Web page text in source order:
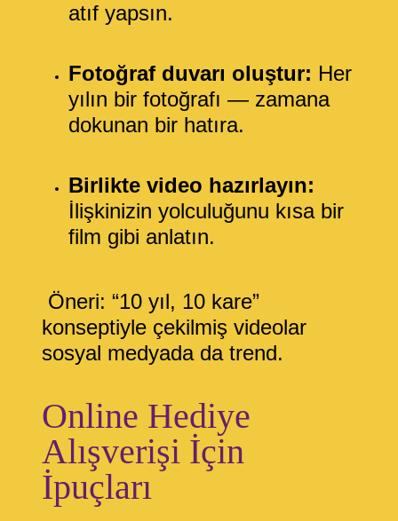
atıf yapsın.
Fotoğraf duvarı oluştur: Her
yılın bir fotoğrafı — zamana
dokunan bir hatıra.
Birlikte video hazırlayın:
İlişkinizin yolculuğunu kısa bir
film gibi anlatın.
Öneri: “10 yıl, 10 kare”
konseptiyle çekilmiş videolar
sosyal medyada da trend.
Online Hediye
Alışverişi İçin
İpuçları